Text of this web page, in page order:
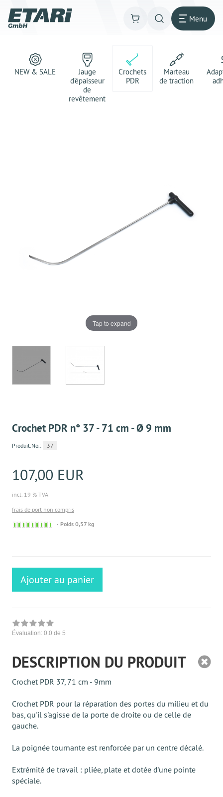
Menu
NEW & SALE
Jauge
d'épaisseur
de
revêtement
Crochets
PDR
Marteau
de traction
Tap to expand
Crochet PDR n° 37 - 71 cm - Ø 9 mm
Produit.No.: 37
107,00 EUR
incl. 19 % TVA
frais de port non compris
Sofort
Poids 0,57 kg
Ajouter au panier
Évaluation: 0.0 de 5
DESCRIPTION DU PRODUIT
Crochet PDR 37, 71 cm - 9mm
Crochet PDR pour la réparation des portes du milieu et du
bas, qu'il s'agisse de la porte de droite ou de celle de
gauche.
La poignée tournante est renforcée par un centre décalé.
Extrémité de travail : pliée, plate et dotée d'une pointe
spéciale.